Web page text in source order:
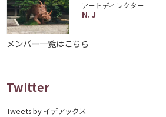
アートディレクター
N. J
メンバー一覧はこちら
Twitter
Tweets by イデアックス